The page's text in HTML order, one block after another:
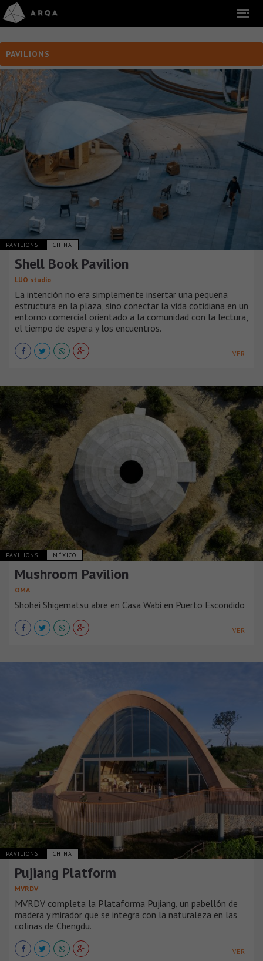
PAVILIONS
PAVILIONS CHINA
Shell Book Pavilion
LUO studio
La intención no era simplemente insertar una pequeña
estructura en la plaza, sino conectar la vida cotidiana en un
entorno comercial orientado a la comunidad con la lectura,
el tiempo de espera y los encuentros.
VER +
PAVILIONS MÉXICO
Mushroom Pavilion
OMA
Shohei Shigematsu abre en Casa Wabi en Puerto Escondido
VER +
PAVILIONS CHINA
Pujiang Platform
MVRDV
MVRDV completa la Plataforma Pujiang, un pabellón de
madera y mirador que se integra con la naturaleza en las
colinas de Chengdu.
VER +